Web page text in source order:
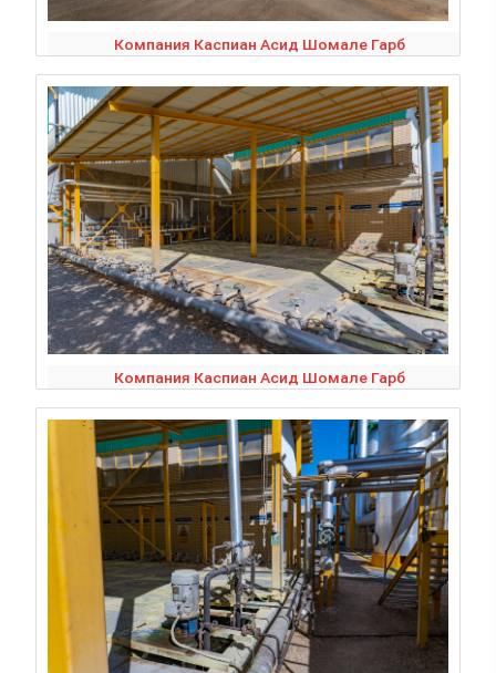
Компания Каспиан Асид Шомале Гарб
Компания Каспиан Асид Шомале Гарб